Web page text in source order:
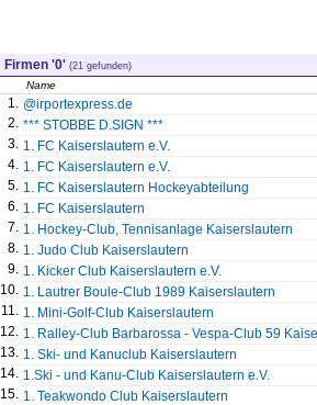
Firmen '0' (21 gefunden)
Name
1. @irportexpress.de
2. *** STOBBE D.SIGN ***
3. 1. FC Kaiserslautern e.V.
4. 1. FC Kaiserslautern e.V.
5. 1. FC Kaiserslautern Hockeyabteilung
6. 1. FC Kaiserslautern
7. 1. Hockey-Club, Tennisanlage Kaiserslautern
8. 1. Judo Club Kaiserslautern
9. 1. Kicker Club Kaiserslautern e.V.
10. 1. Lautrer Boule-Club 1989 Kaiserslautern
11. 1. Mini-Golf-Club Kaiserslautern
12. 1. Ralley-Club Barbarossa - Vespa-Club 59
13. 1. Ski- und Kanuclub Kaiserslautern
14. 1.Ski - und Kanu-Club Kaiserslautern e.V.
15. 1. Teakwondo Club Kaiserslautern